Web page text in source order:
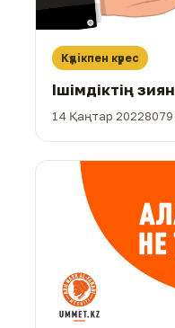
Күдікпен күрес
Ішімдіктің
14 Қаңтар 20228079